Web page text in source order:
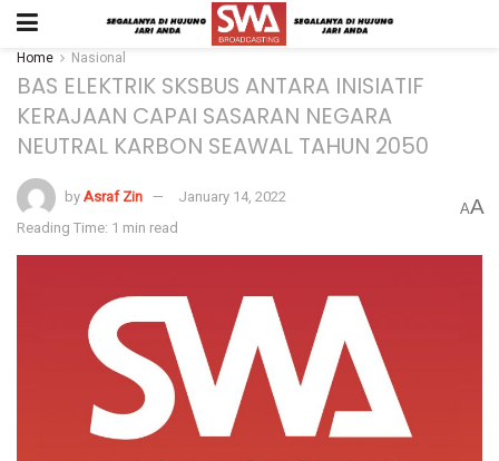
Home Nasional
BAS ELEKTRIK SKSBUS ANTARA INISIATIF
KERAJAAN CAPAI SASARAN NEGARA
NEUTRAL KARBON SEAWAL TAHUN 2050
byAsraf Zin
January 14, 2022
Reading Time: 1 min read
AA